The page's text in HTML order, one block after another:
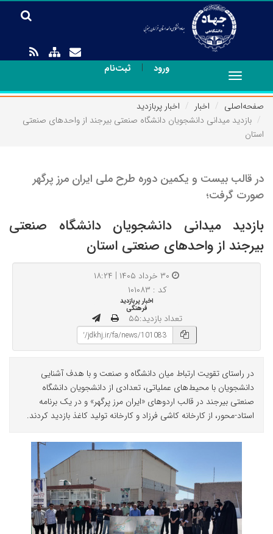
ورود | ثبت‌نام
Toggle
navigation
صفحه‌اصلی
اخبار
اخبار پربازدید
بازدید میدانی دانشجویان دانشگاه صنعتی بیرجند از واحدهای صنعتی
استان
در قالب بیست و یکمین دوره طرح ملی ایران مرز پرگهر
صورت گرفت؛
بازدید میدانی دانشجویان دانشگاه صنعتی
بیرجند از واحدهای صنعتی استان
کد : ۱۰۱۰۸۳
اخبار پربازدید
فرهنگی
تعداد بازدید:۵۵
در راستای تقویت ارتباط میان دانشگاه و صنعت و با هدف آشنایی
دانشجویان با محیط‌های عملیاتی، تعدادی از دانشجویان دانشگاه
صنعتی بیرجند در قالب اردوهای «ایران مرز پرگهر» و در یک برنامه
استاد-محور، از کارخانه کاشی فرزاد و کارخانه تولید کاغذ بازدید کردند.